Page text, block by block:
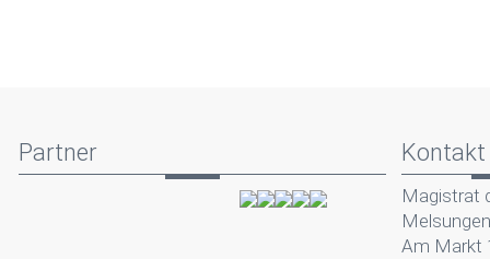
Partner Kontakt
Magistrat
Melsungen
Am Markt